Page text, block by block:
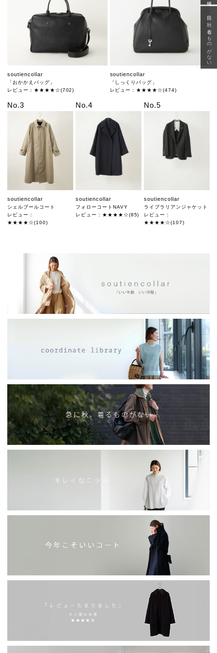
soutiencollar
「おかかえバッグ」
レビュー：★★★★☆(702)
soutiencollar
「しっくりバッグ」
レビュー：★★★★☆(474)
No.3
soutiencollar
シェルブールコート
レビュー：
★★★★☆(100)
No.4
soutiencollar
フォローコートNAVY
レビュー：★★★★☆(85)
No.5
soutiencollar
ライブラリアンジャケット
レビュー：
★★★★☆(107)
急に秋、着るものがない